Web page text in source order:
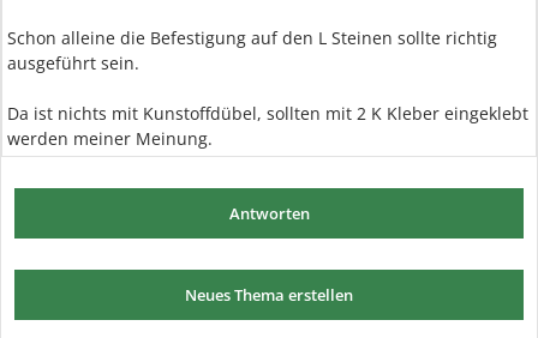
Schon alleine die Befestigung auf den L Steinen sollte richtig
ausgeführt sein.
Da ist nichts mit Kunstoffdübel, sollten mit 2 K Kleber eingeklebt
werden meiner Meinung.
Antworten
Neues Thema erstellen